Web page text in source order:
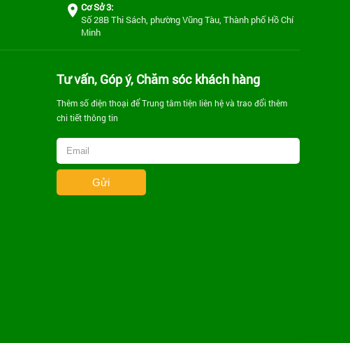
Cơ Sở 3:
Số 28B Thi Sách, phường Vũng Tàu, Thành phố Hồ Chí
Minh
Tư vấn, Góp ý, Chăm sóc khách hàng
Thêm số điện thoại để Trung tâm tiện liên hệ và trao đổi thêm
chi tiết thông tin
Gửi